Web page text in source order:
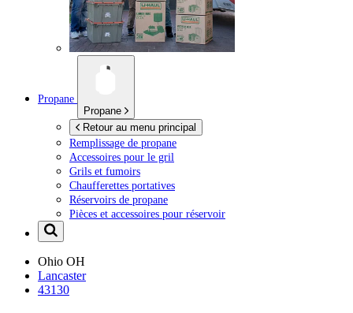
Propane
Propane
Retour au menu principal
Remplissage de propane
Accessoires pour le gril
Grils et fumoirs
Chaufferettes portatives
Réservoirs de propane
Pièces et accessoires pour réservoir
Ohio OH
Lancaster
43130